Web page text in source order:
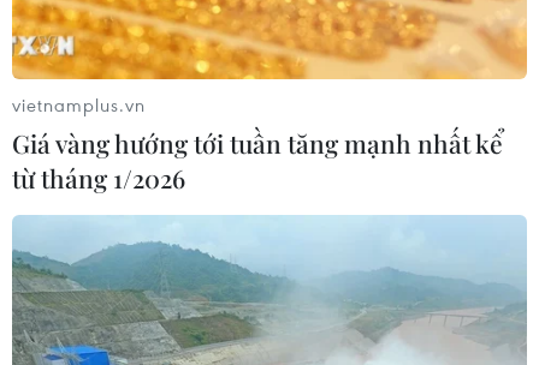
Xem thêm
CƠ QUAN CHỦ QUẢN: THÔNG TẤN XÃ VIỆT NAM
Tổng Biên tập: TRẦN TIẾN DUẨN
Phó Tổng Biên tập: NGUYỄN THỊ TÁM, KHÚC THANH
THỦY
vietnamplus.vn
Giá vàng hướng tới tuần tăng mạnh nhất kể
từ tháng 1/2026